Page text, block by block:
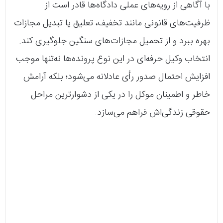
با آگاهی از رویه‌های عملی دادگاه‌ها قادر است از
ظرفیت‌های قانونی مانند تخفیف، تعلیق یا تبدیل مجازات
بهره ببرد و از تحمیل مجازات‌های سنگین جلوگیری کند.
انتخاب وکیل حرفه‌ای در این نوع پرونده‌ها نه‌تنها موجب
افزایش احتمال صدور رأی عادلانه می‌شود؛ بلکه آرامش
خاطر و اطمینان موکل را در یکی از دشوارترین مراحل
حقوقی زندگی‌اش فراهم می‌سازد.